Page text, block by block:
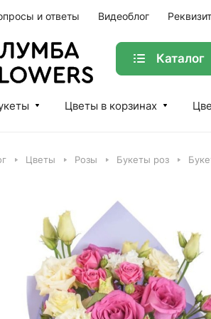
и ответы Видеоблог
Каталог
Цветы в корзинах
Цветы Розы Букеты роз